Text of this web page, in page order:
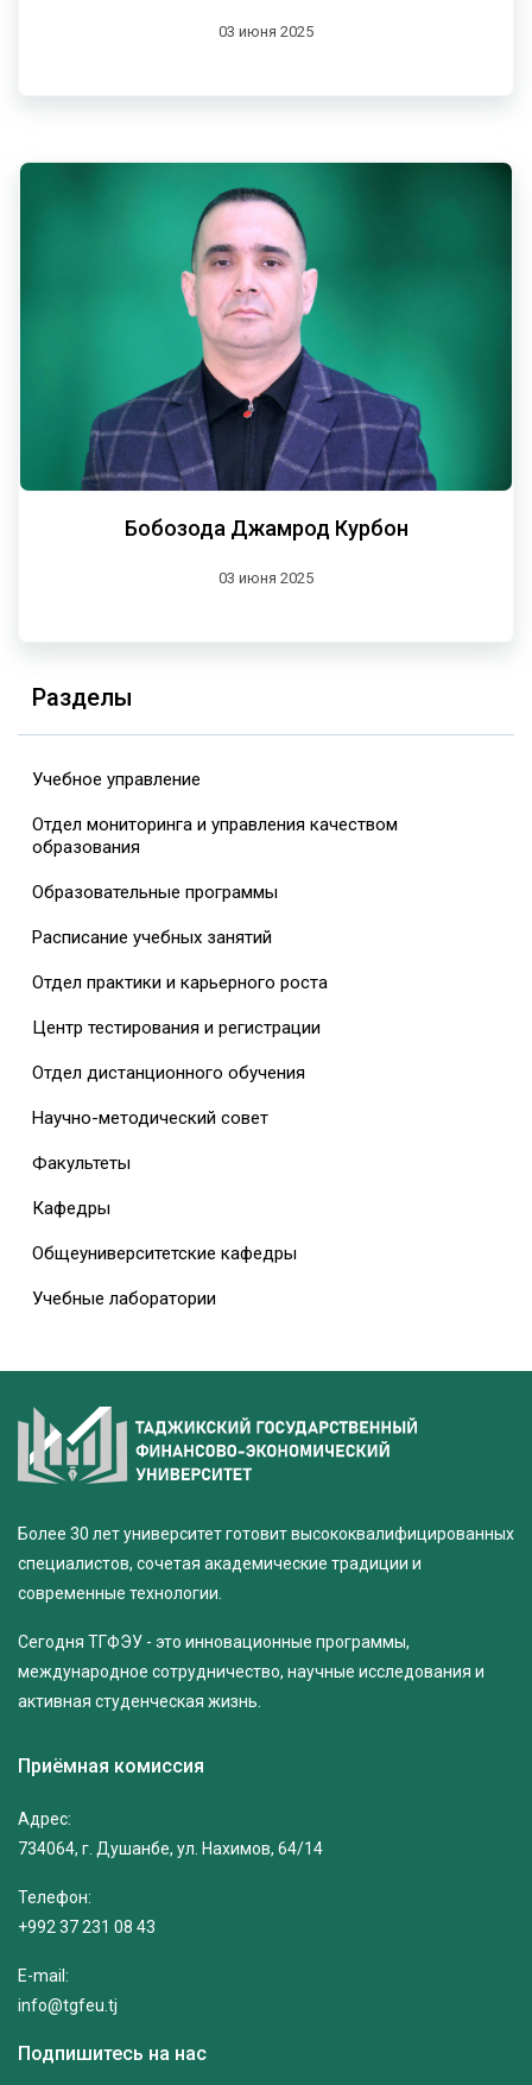
03 июня 2025
Бобозода Джамрод Курбон
03 июня 2025
Разделы
Учебное управление
Отдел мониторинга и управления качеством
образования
Образовательные программы
Расписание учебных занятий
Отдел практики и карьерного роста
Центр тестирования и регистрации
Отдел дистанционного обучения
Научно-методический совет
Факультеты
Кафедры
Общеуниверситетские кафедры
Учебные лаборатории
Более 30 лет университет готовит высококвалифицированных
специалистов, сочетая академические традиции и
современные технологии.
Сегодня ТГФЭУ - это инновационные программы,
международное сотрудничество, научные исследования и
активная студенческая жизнь.
Приёмная комиссия
Адрес:
734064, г. Душанбе, ул. Нахимов, 64/14
Телефон:
+992 37 231 08 43
E-mail:
info@tgfeu.tj
Подпишитесь на нас